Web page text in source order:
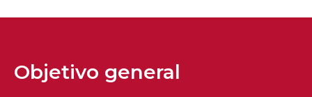
Objetivo general